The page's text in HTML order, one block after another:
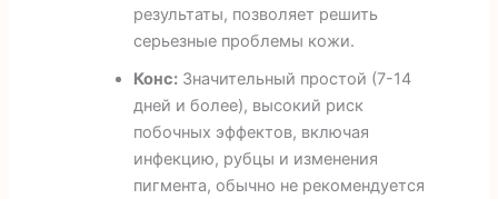
результаты, позволяет решить
серьезные проблемы кожи.
Конс:Значительный простой (7-14
дней и более), высокий риск
побочных эффектов, включая
инфекцию, рубцы и изменения
пигмента, обычно не рекомендуется